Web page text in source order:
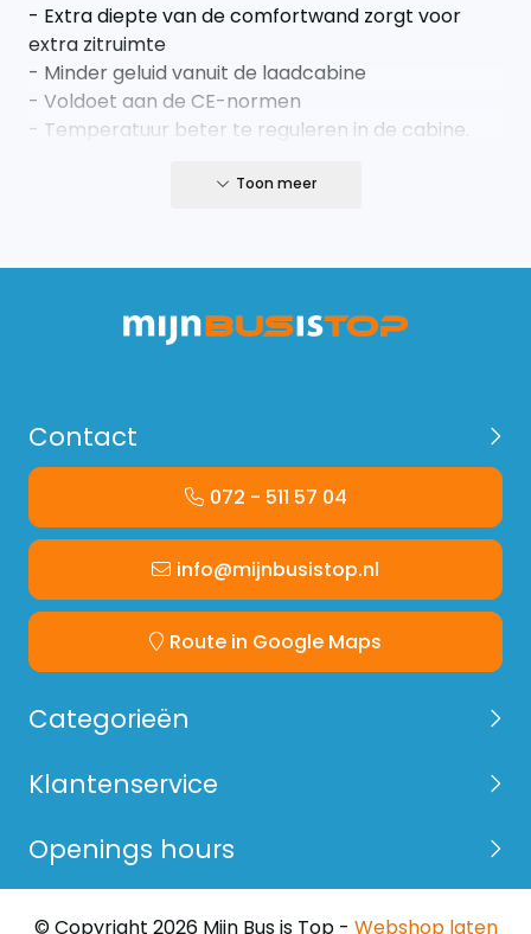
- Extra diepte van de comfortwand zorgt voor
extra zitruimte
- Minder geluid vanuit de laadcabine
- Voldoet aan de CE-normen
- Temperatuur beter te reguleren in de cabine.
- Binnenzijde gestoffeerdToon meer
Contact
072 - 511 57 04
info@mijnbusistop.nl
Route in Google Maps
Categorieën
Klantenservice
Openings hours
© Copyright 2026 Mijn Bus is Top - Webshop laten